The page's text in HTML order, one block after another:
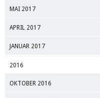
MAI 2017
APRIL 2017
JANUAR 2017
2016
OKTOBER 2016